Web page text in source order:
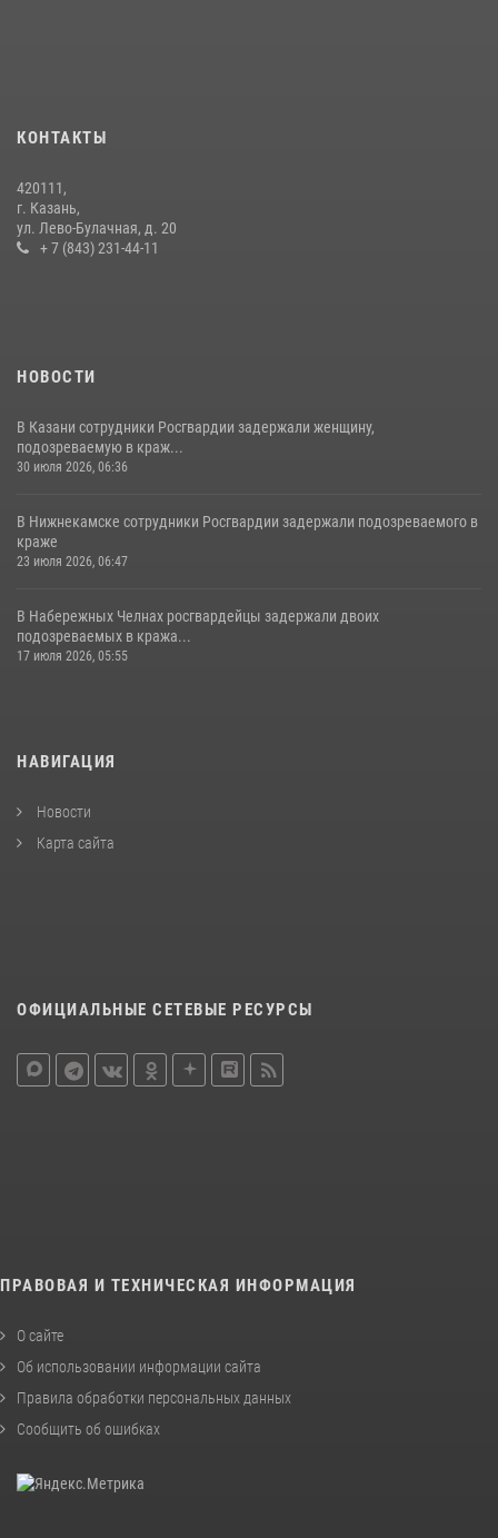
В Казани Росгвардия приняла участие в обеспечении безопасности
крестного хода и освящения храма
22 июля 2026, 07:41
КОНТАКТЫ
420111,
г. Казань,
ул. Лево-Булачная, д. 20
+ 7 (843) 231-44-11
НОВОСТИ
В Казани сотрудники Росгвардии задержали женщину,
подозреваемую в краж...
30 июля 2026, 06:36
В Нижнекамске сотрудники Росгвардии задержали подозреваемого в
краже
23 июля 2026, 06:47
В Набережных Челнах росгвардейцы задержали двоих
подозреваемых в кража...
17 июля 2026, 05:55
НАВИГАЦИЯ
Новости
Карта сайта
ОФИЦИАЛЬНЫЕ СЕТЕВЫЕ РЕСУРСЫ
ПРАВОВАЯ И ТЕХНИЧЕСКАЯ ИНФОРМАЦИЯ
О сайте
Об использовании информации сайта
Правила обработки персональных данных
Сообщить об ошибках